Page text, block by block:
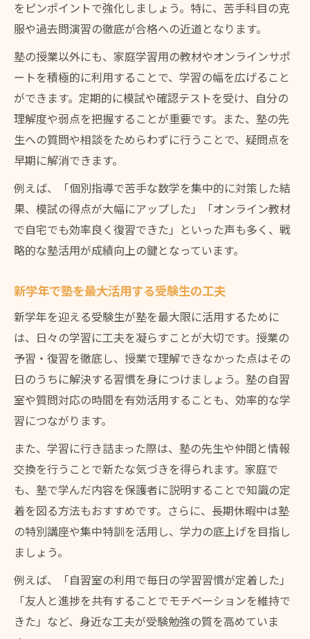
受験生なら知っておきたい塾利用法
新学年受験生が押さえるべき塾活用法
塾を賢く使う新学年受験生の秘訣まとめ
新学年受験生が知るべき塾利用の極意
をピンポイントで強化しましょう。特に、苦手科目の克
服や過去問演習の徹底が合格への近道となります。
塾の授業以外にも、家庭学習用の教材やオンラインサポ
ートを積極的に利用することで、学習の幅を広げること
ができます。定期的に模試や確認テストを受け、自分の
理解度や弱点を把握することが重要です。また、塾の先
生への質問や相談をためらわずに行うことで、疑問点を
早期に解消できます。
例えば、「個別指導で苦手な数学を集中的に対策した結
果、模試の得点が大幅にアップした」「オンライン教材
で自宅でも効率良く復習できた」といった声も多く、戦
略的な塾活用が成績向上の鍵となっています。
新学年で塾を最大活用する受験生の工夫
新学年を迎える受験生が塾を最大限に活用するために
は、日々の学習に工夫を凝らすことが大切です。授業の
予習・復習を徹底し、授業で理解できなかった点はその
日のうちに解決する習慣を身につけましょう。塾の自習
室や質問対応の時間を有効活用することも、効率的な学
習につながります。
また、学習に行き詰まった際は、塾の先生や仲間と情報
交換を行うことで新たな気づきを得られます。家庭で
も、塾で学んだ内容を保護者に説明することで知識の定
着を図る方法もおすすめです。さらに、長期休暇中は塾
の特別講座や集中特訓を活用し、学力の底上げを目指し
ましょう。
例えば、「自習室の利用で毎日の学習習慣が定着した」
「友人と進捗を共有することでモチベーションを維持で
きた」など、身近な工夫が受験勉強の質を高めていま